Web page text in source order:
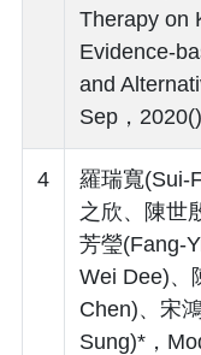
Therapy on
Evidence-
and
Sep，
4
羅瑞寬(Sui-
之欣、陳世
芳瑩(Fang-
Wei Dee)、
Chen)、宋
Sung)*，